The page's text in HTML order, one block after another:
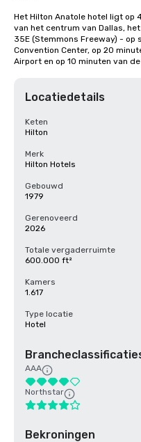
Het Hilton Anatole hotel ligt op
van het centrum van Dallas,
35E (Stemmons Freeway) -
Convention Center, op 20
Airport en op 10 minuten van
Locatiedetails
Keten
Hilton
Merk
Hilton Hotels
Gebouwd
1979
Gerenoveerd
2026
Totale vergaderruimte
600.000 ft²
Kamers
1.617
Type locatie
Hotel
AAA
Northstar
Bekroningen